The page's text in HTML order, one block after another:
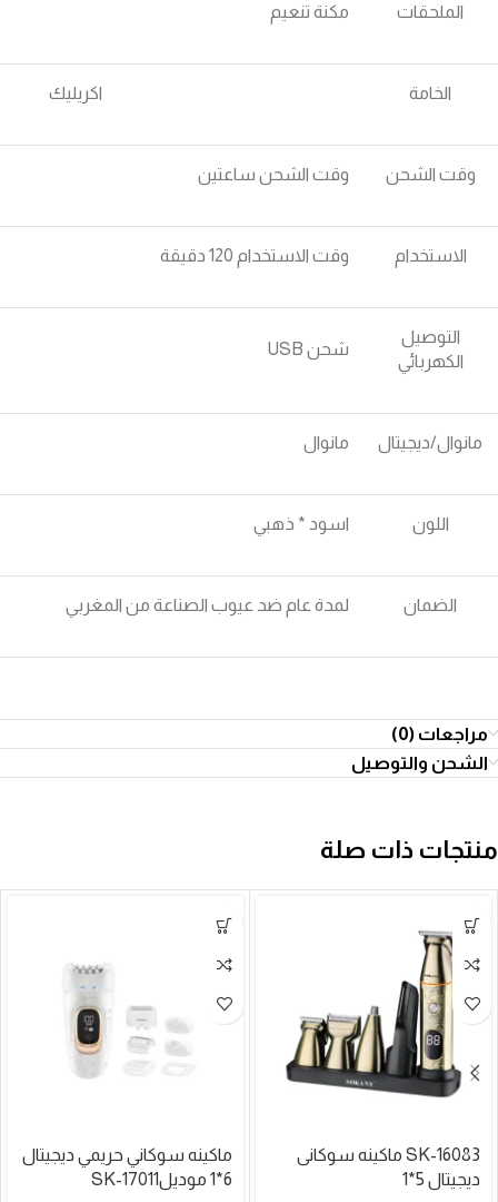
الملحقات مكنة تنعيم
الخامة اكريليك
وقت الشحن وقت الشحن ساعتين
الاستخدام وقت الاستخدام 120 دقيقة
التوصيل
الكهربائي
شحن USB
مانوال/ديجيتال مانوال
اللون اسود * ذهبي
الضمان لمدة عام ضد عيوب الصناعة من المغربي
مراجعات (0)
الشحن والتوصيل
منتجات ذات صلة
SK-16083 ماكينه سوكانى
ديجيتال 5*1
ماكينه سوكاني حريمي ديجيتال
6*1 موديلSK-17011